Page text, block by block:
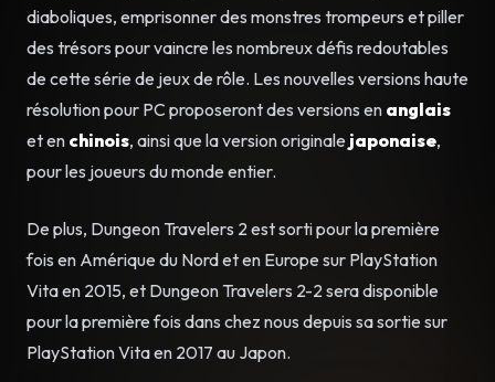
diaboliques, emprisonner des monstres trompeurs et piller
des trésors pour vaincre les nombreux défis redoutables
de cette série de jeux de rôle. Les nouvelles versions haute
résolution pour PC proposeront des versions en anglais
et en chinois, ainsi que la version originale japonaise,
pour les joueurs du monde entier.
De plus, Dungeon Travelers 2 est sorti pour la première
fois en Amérique du Nord et en Europe sur PlayStation
Vita en 2015, et Dungeon Travelers 2-2 sera disponible
pour la première fois dans chez nous depuis sa sortie sur
PlayStation Vita en 2017 au Japon.